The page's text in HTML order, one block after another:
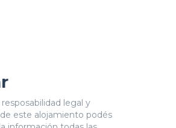
legal y
este alojamiento podés